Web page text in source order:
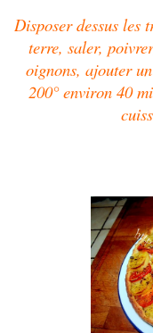
Disposer dessus les
terre, saler,
oignons, ajouter
200° environ 40